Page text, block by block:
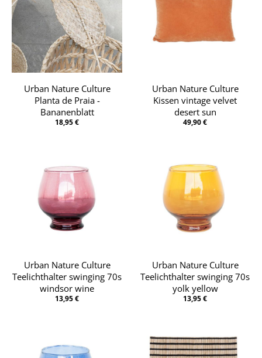
Urban Nature Culture
Planta de Praia -
Bananenblatt
18,95 €
Urban Nature Culture
Kissen vintage velvet
desert sun
49,90 €
Urban Nature Culture
Teelichthalter swinging 70s
windsor wine
13,95 €
Urban Nature Culture
Teelichthalter swinging 70s
yolk yellow
13,95 €